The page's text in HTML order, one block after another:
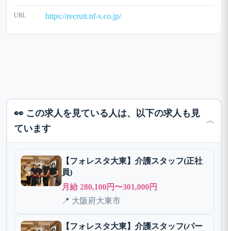
URL https://recruit.nf-s.co.jp/
👀 この求人を見ている人は、以下の求人も見
ています
﹀
【フォレスタ大東】介護スタッフ(正社
員)
月給 280,100円〜301,000円
📍 大阪府大東市
【フォレスタ大東】介護スタッフ(パー